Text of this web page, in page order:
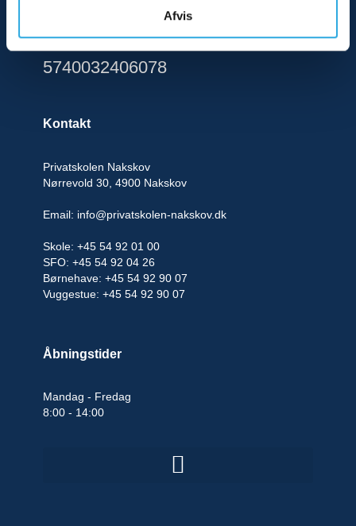
Afvis
EAN:
5740032406078
Kontakt
Privatskolen Nakskov
Nørrevold 30, 4900 Nakskov
Email: info@privatskolen-nakskov.dk
Skole: +45 54 92 01 00
SFO: +45 54 92 04 26
Børnehave: +45 54 92 90 07
Vuggestue: +45 54 92 90 07
Åbningstider
Mandag - Fredag
8:00 - 14:00